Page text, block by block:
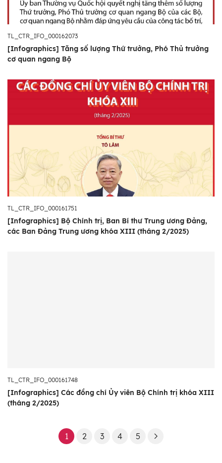
TL_CTR_IFO_000162073
[Infographics] Tăng số lượng Thứ trưởng, Phó Thủ trưởng
cơ quan ngang Bộ
TL_CTR_IFO_000161751
[Infographics] Bộ Chính trị, Ban Bí thư Trung ương Đảng,
các Ban Đảng Trung ương khóa XIII (tháng 2/2025)
TL_CTR_IFO_000161748
[Infographics] Các đồng chí Ủy viên Bộ Chính trị khóa XIII
(tháng 2/2025)
1 2 3 4 5